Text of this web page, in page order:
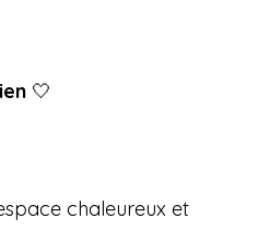
🤍
chaleureux et